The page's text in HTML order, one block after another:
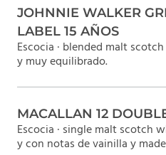
JOHNNIE WALKER
LABEL 15 AÑOS
Escocia · blended malt
y muy equilibrado.
MACALLAN 12
Escocia · single malt scotch
y con notas de vainilla y